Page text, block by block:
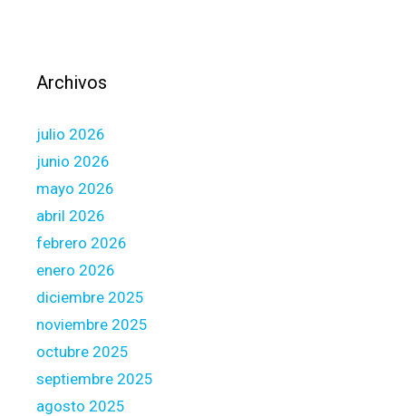
Archivos
julio 2026
junio 2026
mayo 2026
abril 2026
febrero 2026
enero 2026
diciembre 2025
noviembre 2025
octubre 2025
septiembre 2025
agosto 2025